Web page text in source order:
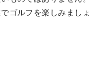
ゴルフを楽しみましょ